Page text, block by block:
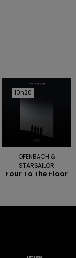
10h20
10h20
OFENBACH &
STARSAILOR
Four To The Floor